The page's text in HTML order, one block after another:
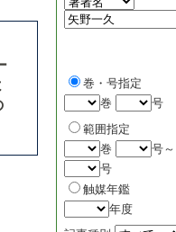
巻・号指定
巻
号
範囲指定
巻
号～
号
触媒年鑑
年度